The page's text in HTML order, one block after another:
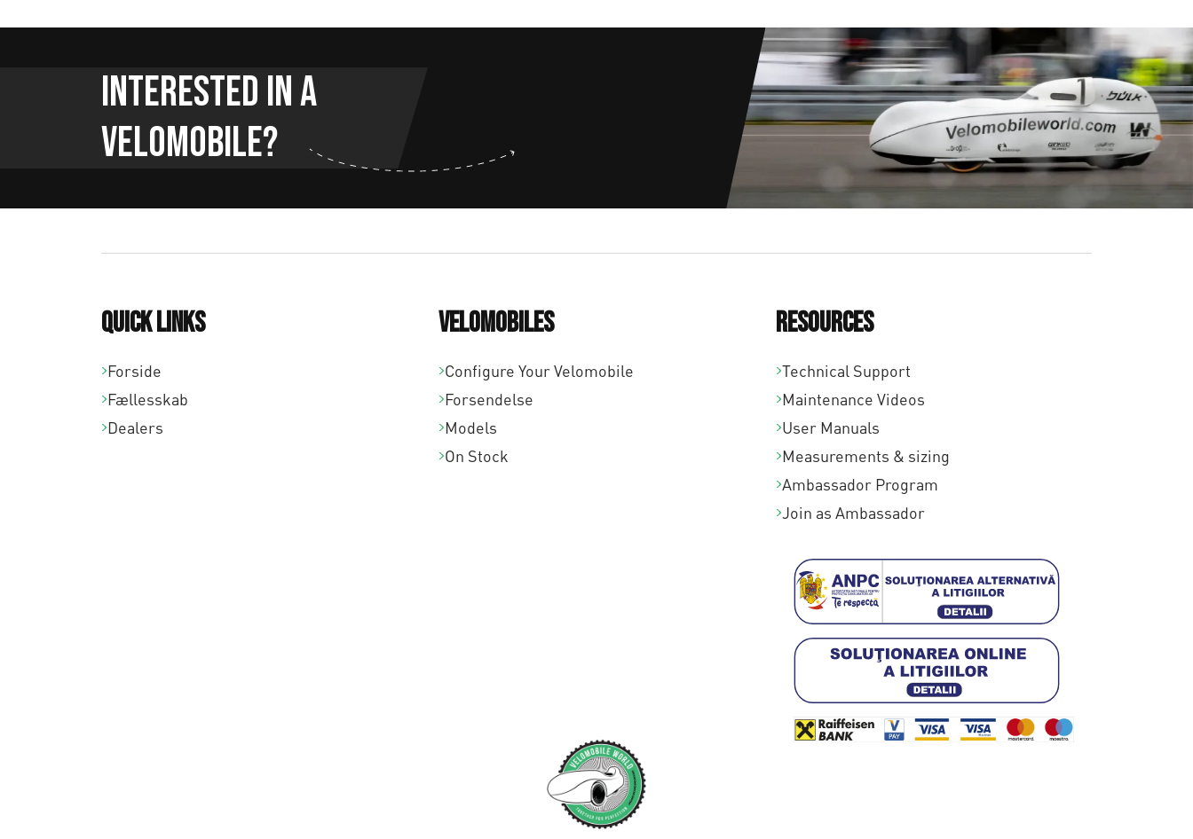
Interested in a
Velomobile?
Quick links
Forside
Fællesskab
Dealers
Velomobiles
Configure Your Velomobile
Forsendelse
Models
On Stock
Resources
Technical Support
Maintenance Videos
User Manuals
Measurements & sizing
Ambassador Program
Join as Ambassador